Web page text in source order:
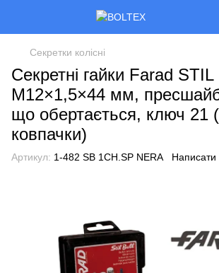
Секретки колісні
Секретні гайки Farad
M12×1,5×44 мм,
що обертається, ключ 21
ковпачки)
Артикул: 1-482 SB 1CH.SP NERA Написати